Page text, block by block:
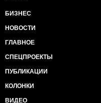
БИЗНЕС
НОВОСТИ
ГЛАВНОЕ
СПЕЦПРОЕКТЫ
ПУБЛИКАЦИИ
КОЛОНКИ
ВИДЕО